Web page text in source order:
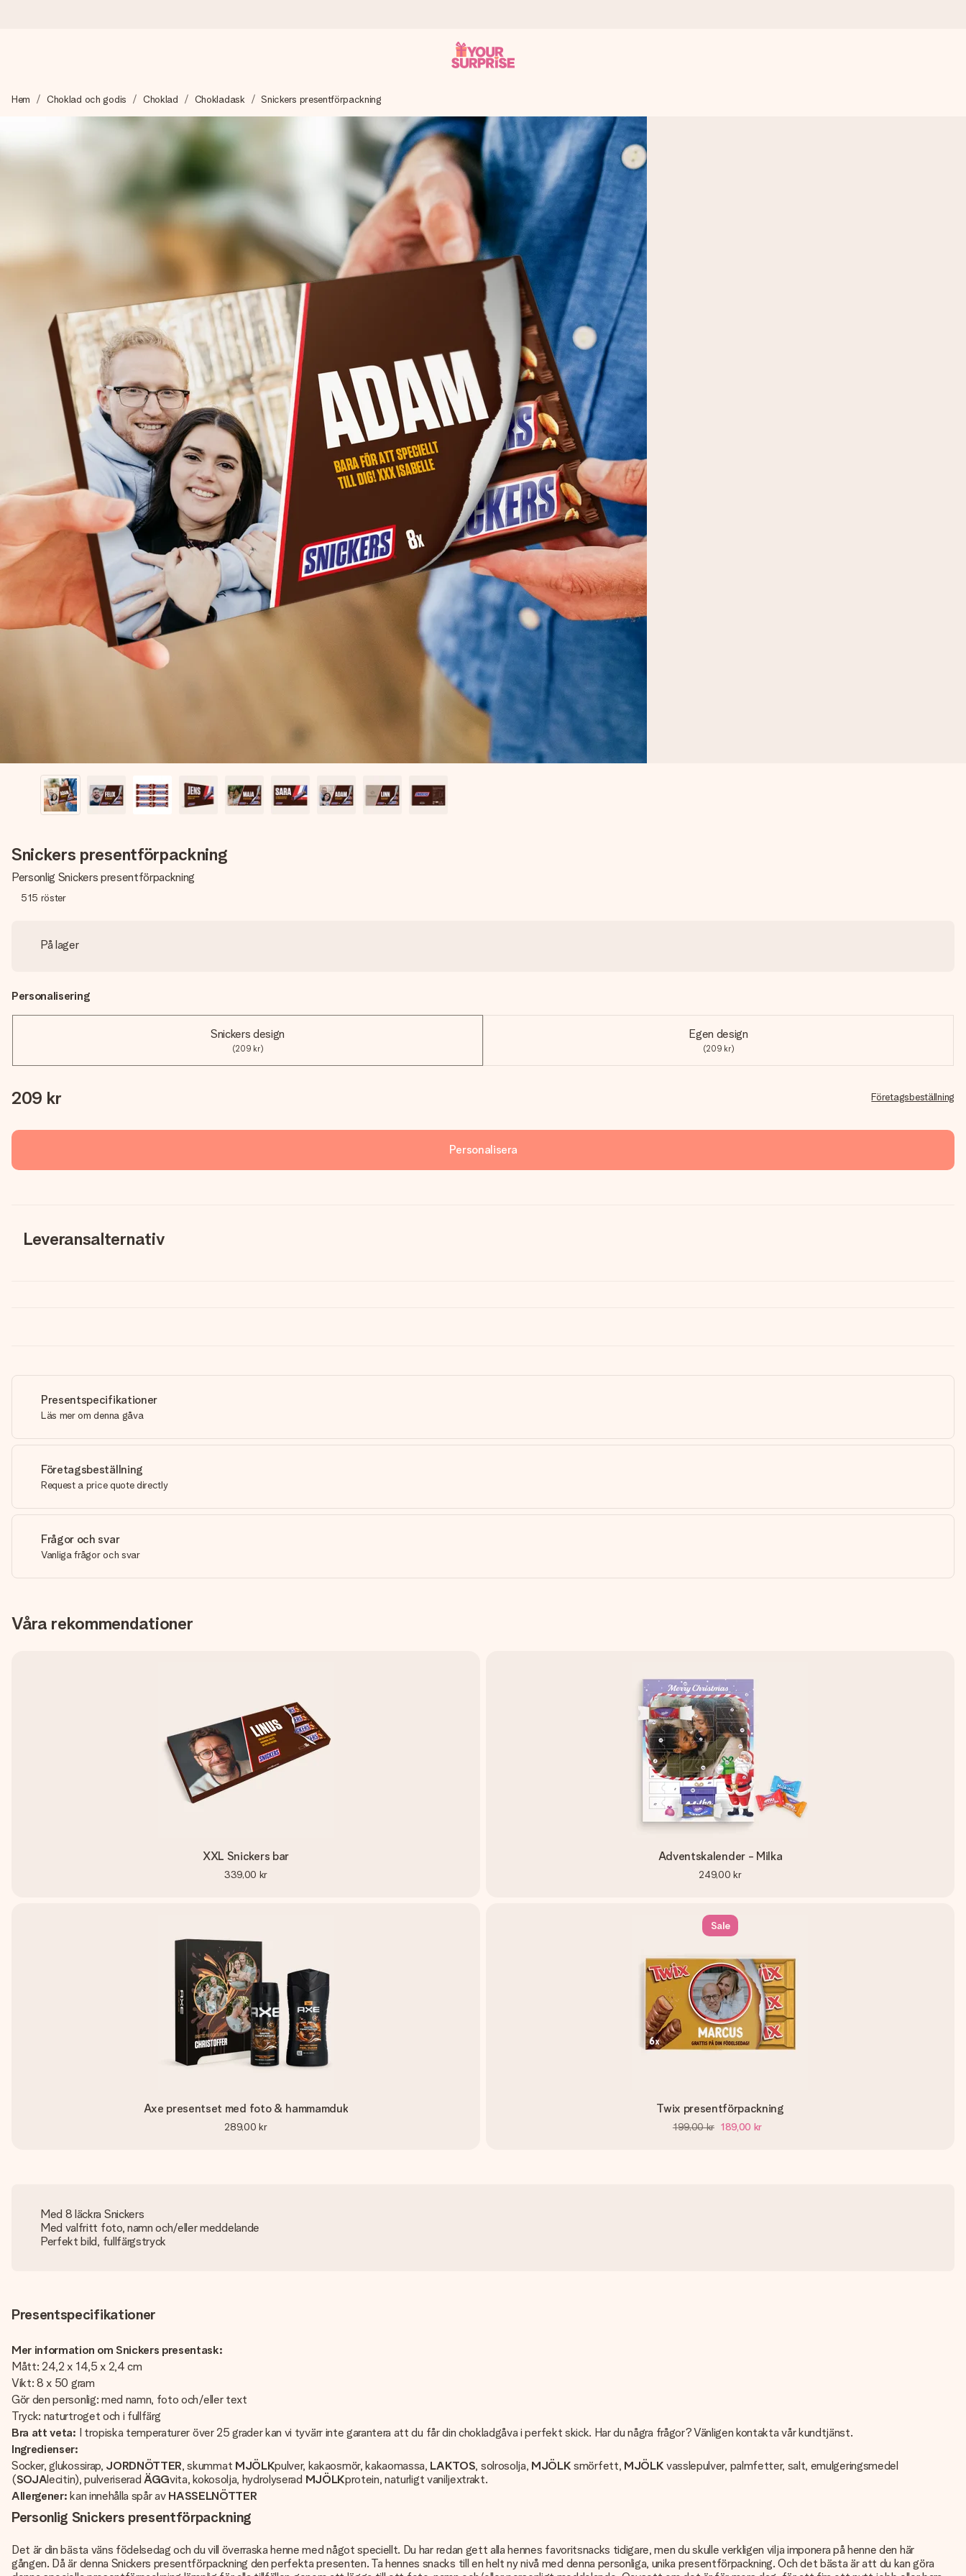
Vi skapar din gåva med omsorg och skickar den blixtsnabbt – så att du kan ge den i precis rätt tid, när det betyder som mest.
4,6 (baserat på +15 000 recensioner)
Våra gåvor inspirerar. Kunder ger oss 4,6 på Google Reviews.
Gratis hälsning
Skapa något unikt med bara några få steg – med hennes namn, ditt foto eller ett meddelande som verkligen berör hennes hjärta. Inget krångel, bara med all kärlek för
Hem Choklad och godis Choklad Chokladask Snickers presentförpackning
Snickers presentförpackning
Personlig Snickers presentförpackning
515 röster
På lager
Personalisering
Snickers design
(209 kr)
Egen design
(209 kr)
209 kr Företagsbeställning
Personalisera
Leveransalternativ
Presentspecifikationer
Läs mer om denna gåva
Företagsbeställning
Request a price quote directly
Frågor och svar
Vanliga frågor och svar
Våra rekommendationer
XXL Snickers bar
339,00 kr
Adventskalender - Milka
249,00 kr
Axe presentset med foto & hammamduk
289,00 kr
Sale
Twix presentförpackning
199,00 kr 189,00 kr
Med 8 läckra Snickers
Med valfritt foto, namn och/eller meddelande
Perfekt bild, fullfärgstryck
Presentspecifikationer
Mer information om Snickers presentask:
Mått: 24,2 x 14,5 x 2,4 cm
Vikt: 8 x 50 gram
Gör den personlig: med namn, foto och/eller text
Tryck: naturtroget och i fullfärg
Bra att veta: I tropiska temperaturer över 25 grader kan vi tyvärr inte garantera att du får din chokladgåva i perfekt skick. Har du några frågor? Vänligen kontakta vår kundtjänst.
Ingredienser:
Socker, glukossirap, JORDNÖTTER, skummat MJÖLKpulver, kakaosmör, kakaomassa, LAKTOS, solrosolja, MJÖLK smörfett, MJÖLK vasslepulver, palmfetter, salt, emulgeringsmedel
(SOJAlecitin), pulveriserad ÄGGvita, kokosolja, hydrolyserad MJÖLKprotein, naturligt vaniljextrakt.
Allergener:kan innehålla spår av HASSELNÖTTER
Personlig Snickers presentförpackning
Det är din bästa väns födelsedag och du vill överraska henne med något speciellt. Du har redan gett alla hennes favoritsnacks tidigare, men du skulle verkligen vilja imponera på henne den här
gången. Då är denna Snickers presentförpackning den perfekta presenten. Ta hennes snacks till en helt ny nivå med denna personliga, unika presentförpackning. Och det bästa är att du kan göra